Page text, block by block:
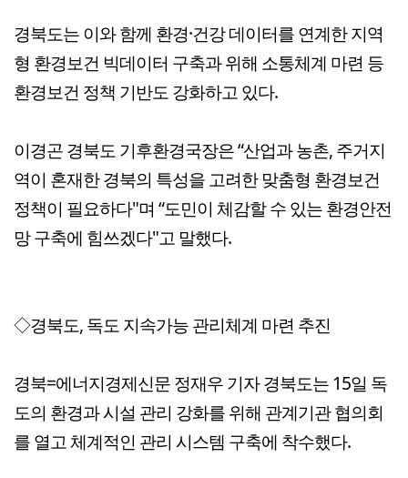
경북도는 이와 함께 환경·건강 데이터를 연계한 지역
형 환경보건 빅데이터 구축과 위해 소통체계 마련 등
환경보건 정책 기반도 강화하고 있다.
이경곤 경북도 기후환경국장은 “산업과 농촌, 주거지
역이 혼재한 경북의 특성을 고려한 맞춤형 환경보건
정책이 필요하다"며 “도민이 체감할 수 있는 환경안전
망 구축에 힘쓰겠다"고 말했다.
◇경북도, 독도 지속가능 관리체계 마련 추진
경북=에너지경제신문 정재우 기자 경북도는 15일 독
도의 환경과 시설 관리 강화를 위해 관계기관 협의회
를 열고 체계적인 관리 시스템 구축에 착수했다.